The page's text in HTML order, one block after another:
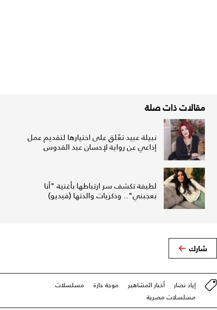
مقالات ذات صلة
نبيلة عبيد تعّلق على اختيارها لتقديم عمل
إذاعي عن رواية لإحسان عبد القدوس
لطيفة تكشف سر ارتباطها بأغنية "أنا
بعجبني".. وذكريات والدتها (فيديو)
شارك
إياد نصار أخبار المشاهير موجة حارة
مسلسلات
مسلسلات مصرية